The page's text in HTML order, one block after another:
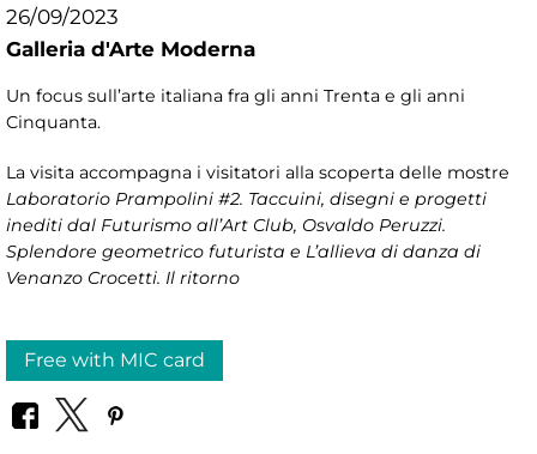
26/09/2023
Galleria d'Arte Moderna
Un focus sull’arte italiana fra gli anni Trenta e gli anni
Cinquanta.
La visita accompagna i visitatori alla scoperta delle mostre
Laboratorio Prampolini #2. Taccuini, disegni e progetti
inediti dal Futurismo all’Art Club, Osvaldo Peruzzi.
Splendore geometrico futurista e L’allieva di danza di
Venanzo Crocetti. Il ritorno
Free with MIC card